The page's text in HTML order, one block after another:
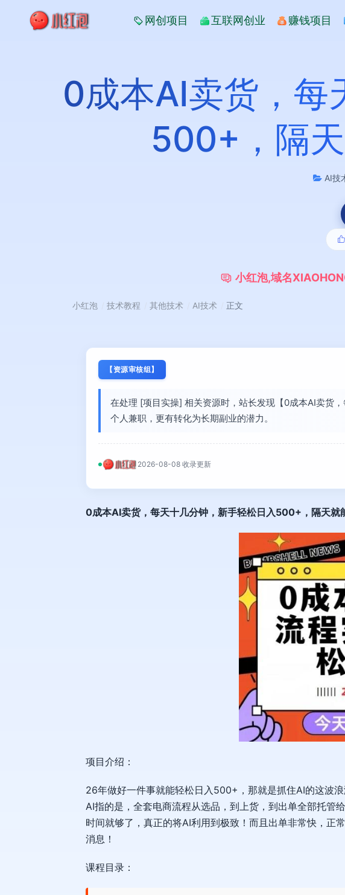
网创项目 互联网创业 赚钱项目
0成本AI卖货，每
500+，隔天
AI技
小红泡,域名XIAOHON
小红泡 技术教程 其他技术 AI技术 正文
【资源审核组】
在处理 [项目实操] 相关资源时，站长发现【0成本AI卖货
个人兼职，更有转化为长期副业的潜力。
2026-08-08 收录更新
0成本AI卖货，每天十几分钟，新手轻松日入500+，隔天就
项目介绍：
26年做好一件事就能轻松日入500+，那就是抓住AI的这波
AI指的是，全套电商流程从选品，到上货，到出单全部托管
时间就够了，真正的将AI利用到极致！而且出单非常快，正
消息！
课程目录：